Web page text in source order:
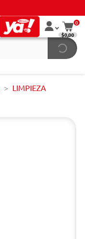
0
$0,00
LIMPIEZA